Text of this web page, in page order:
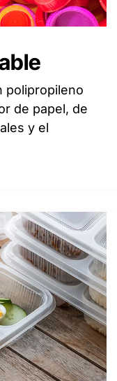
polipropileno
de papel, de
y el